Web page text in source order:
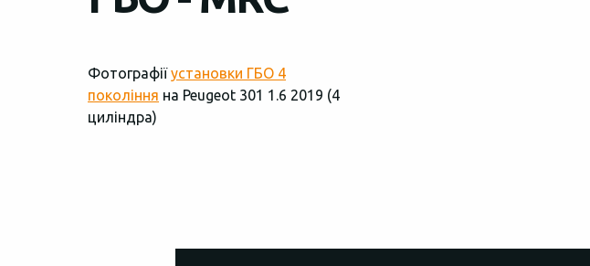
Фотографіїустановки ГБО 4
покоління на Peugeot 301 1.6 2019 (4
циліндра)